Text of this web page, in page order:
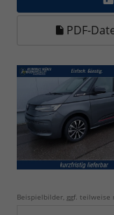
PDF-
Beispielbilder, ggf. teilweise